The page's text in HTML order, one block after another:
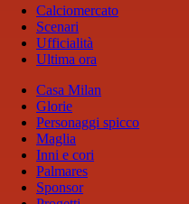
Calciomercato
Scenari
Ufficialità
Ultima ora
Casa Milan
Glorie
Personaggi spicco
Maglia
Inni e cori
Palmares
Sponsor